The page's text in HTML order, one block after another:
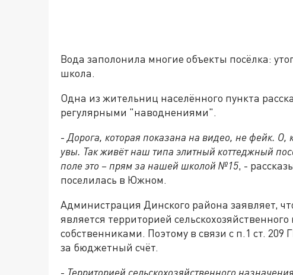
Вода заполонила многие объекты посёлка:
школа.
Одна из жительниц населённого пункта
регулярными "наводнениями".
- Дорога, которая показана на видео, не фейк.
увы. Так живёт наш типа элитный коттеджный
поле это – прям за нашей школой №15, -
поселилась в Южном.
Администрация Динского района заявляет,
является территорией
собственниками. Поэтому в связи с п.1 ст.
за бюджетный счёт.
- Территорией сельскохозяйственного